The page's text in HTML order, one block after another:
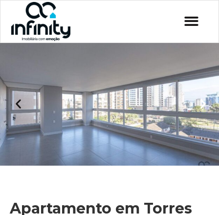
Apartamento em Torres